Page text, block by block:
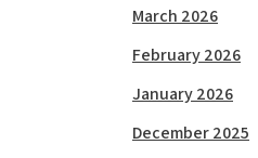
March 2026
February 2026
January 2026
December 2025